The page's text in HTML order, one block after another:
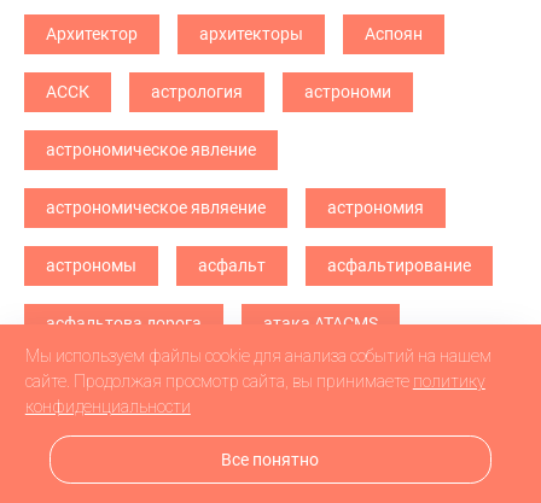
Архитектор архитекторы Аспоян
АССК астрология астрономи
астрономическое явление
астрономическое являение астрономия
астрономы асфальт асфальтирование
асфальтова дорога атака ATACMS
атака БПЛА атака дронв атака дронов
атака дронов БПЛА атака дронов\
Мы используем файлы cookie для анализа событий на нашем
сайте. Продолжая просмотр сайта, вы принимаете политику
конфиденциальности
Все понятно